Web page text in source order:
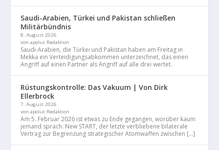
Saudi-Arabien, Türkei und Pakistan schließen
Militärbündnis
8. August 2026
von apolut Redaktion
Saudi-Arabien, die Türkei und Pakistan haben am Freitag in
Mekka ein Verteidigungsabkommen unterzeichnet, das einen
Angriff auf einen Partner als Angriff auf alle drei wertet.
Rüstungskontrolle: Das Vakuum | Von Dirk
Ellerbrock
7. August 2026
von apolut Redaktion
Am 5. Februar 2026 ist etwas zu Ende gegangen, worüber kaum
jemand sprach. New START, der letzte verbliebene bilaterale
Vertrag zur Begrenzung strategischer Atomwaffen zwischen […]